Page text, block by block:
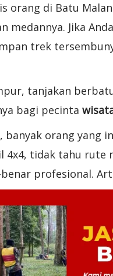
orang di Batu
medannya. Jika
trek
tanjakan
bagi pecinta
banyak orang yang
4x4, tidak tahu rute
profesional.